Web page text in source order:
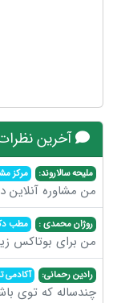
آخرین
ملیحه سالاروند: مرکز
من مشاوره آنلاین
روژان محمدی : مطب
من برای بوتاکس
رادین رحمانی: آکادمی
چندساله که توی